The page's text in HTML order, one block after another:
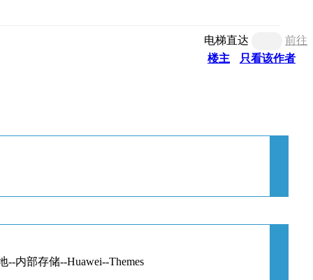
电梯直达
前往
楼主
只看该作者
内部存储--Huawei--Themes